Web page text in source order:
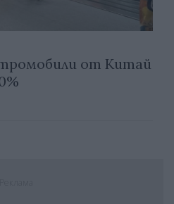
от Китай